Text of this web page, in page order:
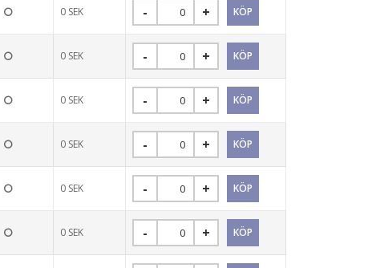
0 SEK
0 SEK
0 SEK
0 SEK
0 SEK
0 SEK